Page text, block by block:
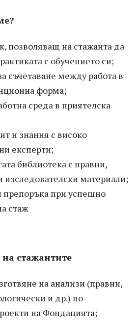
позволяващ на стажанта да
с обучението си;
съчетаване между работа в
форма;
среда в приятелска
и знания с високо
експерти;
библиотека с правни,
изследователски материали;
препоръка при успешно
стаж
стажантите
на анализи (правни,
и др.) по
на Фондацията;